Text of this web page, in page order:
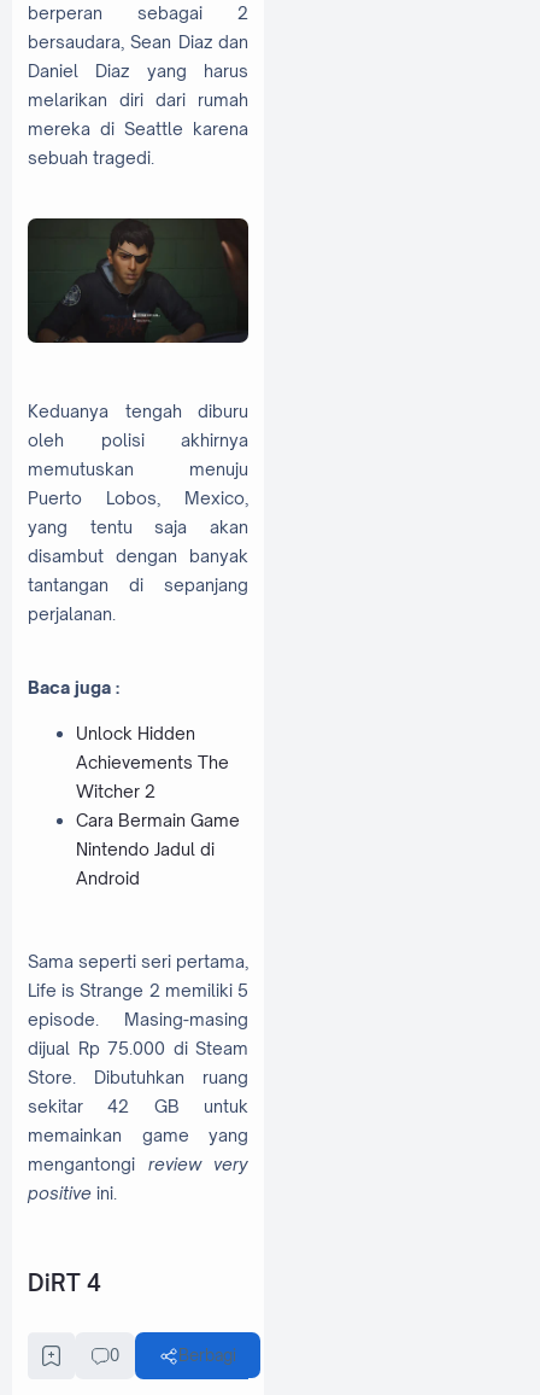
berperan sebagai 2
bersaudara, Sean Diaz dan
Daniel Diaz yang harus
melarikan diri dari rumah
mereka di Seattle karena
sebuah tragedi.
Keduanya tengah diburu
oleh polisi akhirnya
memutuskan menuju
Puerto Lobos, Mexico,
yang tentu saja akan
disambut dengan banyak
tantangan di sepanjang
perjalanan.
Baca juga :
Unlock Hidden
Achievements The
Witcher 2
Cara Bermain Game
Nintendo Jadul di
Android
Sama seperti seri pertama,
Life is Strange 2 memiliki 5
episode. Masing-masing
dijual Rp 75.000 di Steam
Store. Dibutuhkan ruang
sekitar 42 GB untuk
memainkan game yang
mengantongi review very
positive ini.
DiRT 4
Steam untuk Linux
selanjutnya adalahgame
0 Berbagi